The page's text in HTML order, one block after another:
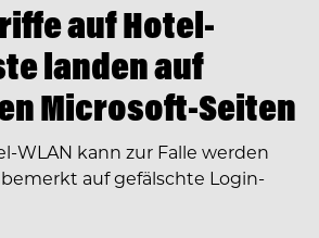
auf Hotel-
landen auf
Microsoft-Seiten
WLAN kann zur Falle werden
auf gefälschte Login-